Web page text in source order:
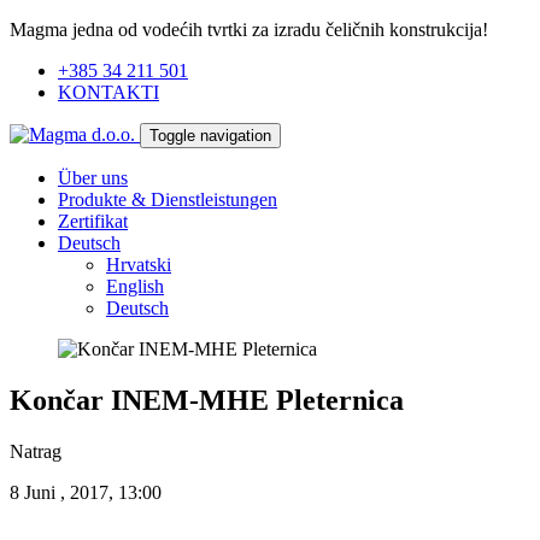
Magma jedna od vodećih tvrtki za izradu čeličnih konstrukcija!
+385 34 211 501
KONTAKTI
Toggle navigation
Über uns
Produkte & Dienstleistungen
Zertifikat
Deutsch
Hrvatski
English
Deutsch
Končar INEM-MHE Pleternica
Natrag
8 Juni , 2017, 13:00